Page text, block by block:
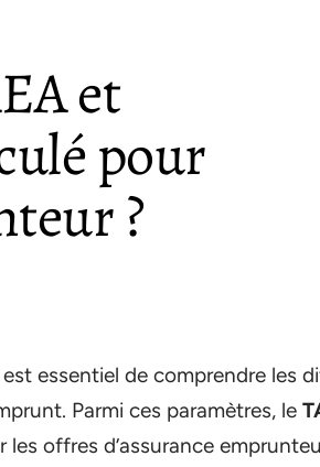
et
pour
?
essentiel de comprendre les
Parmi ces paramètres, le
offres d’assurance